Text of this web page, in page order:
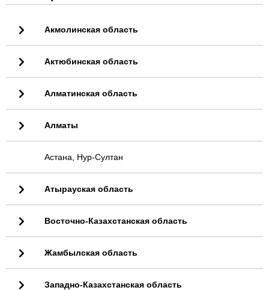
Акмолинская область
Актюбинская область
Алматинская область
Алматы
Астана, Нур-Султан
Атырауская область
Восточно-Казахстанская область
Жамбылская область
Западно-Казахстанская область